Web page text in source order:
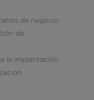
de negocio
de
la implantación